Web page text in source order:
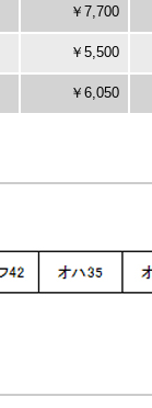
￥7,700
￥5,500
￥6,050